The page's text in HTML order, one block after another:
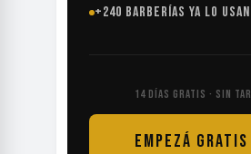
+240 BARBERÍAS YA LO USAN
14 DÍAS GRATIS · SIN
EMPEZÁ